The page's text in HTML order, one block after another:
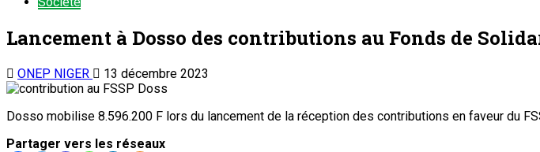
Lancement à Dosso des contributions au Fonds de
ONEP NIGER 13 décembre 2023
Dosso mobilise 8.596.200 F lors du lancement de la réception des contributions en faveur du
Partager vers les réseaux